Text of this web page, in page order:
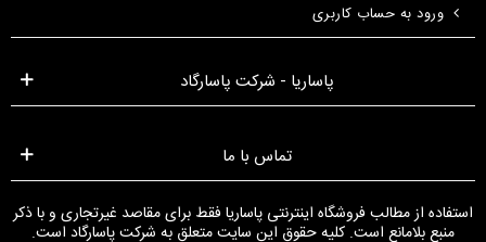
ورود به حساب کاربری
پاساریا - شرکت پاسارگاد
تماس با ما
استفاده از مطالب فروشگاه اینترنتی پاساریا فقط برای مقاصد غیرتجاری و با ذکر
منبع بلامانع است. کلیه حقوق این سایت متعلق به شرکت پاسارگاد است.